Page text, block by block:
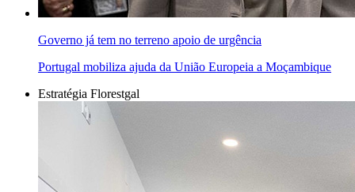
Governo já tem no terreno apoio de urgência
Portugal mobiliza ajuda da União Europeia a Moçambique
Estratégia Florestgal